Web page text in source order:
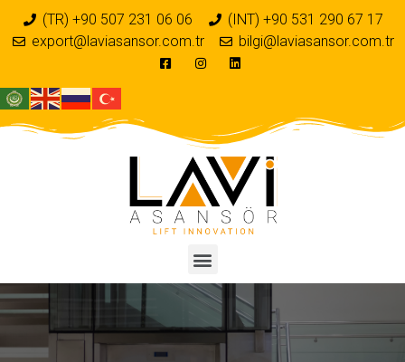
(TR) +90 507 231 06 06
(INT) +90 531 290 67 17
export@laviasansor.com.tr
bilgi@laviasansor.com.tr